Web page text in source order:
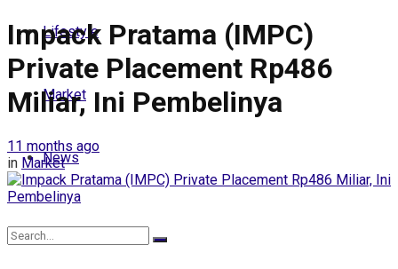
Lifestyle
Market
News
Impack Pratama (IMPC)
Private Placement Rp486
Miliar, Ini Pembelinya
11 months ago
in Market